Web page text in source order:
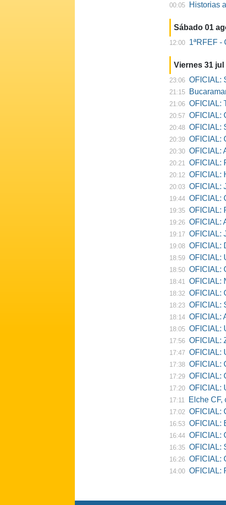
00:05 Historias
Sábado 01
12:00 1ªRFEF -
Viernes 31 jul
23:06 OFICIAL:
21:15
21:06 OFICIAL:
20:57 OFICIAL:
20:48 OFICIAL:
20:39 OFICIAL:
20:30 OFICIAL:
20:21 OFICIAL:
20:12 OFICIAL:
20:03 OFICIAL:
19:44 OFICIAL:
19:35 OFICIAL:
19:26 OFICIAL:
19:17 OFICIAL:
19:08 OFICIAL:
18:59 OFICIAL:
18:50 OFICIAL:
18:41 OFICIAL:
18:32 OFICIAL:
18:23 OFICIAL:
18:14 OFICIAL:
18:05 OFICIAL:
17:56 OFICIAL:
17:47 OFICIAL:
17:38 OFICIAL:
17:29 OFICIAL:
17:20 OFICIAL:
17:11 Elche CF,
17:02 OFICIAL:
16:53 OFICIAL:
16:44 OFICIAL:
16:35 OFICIAL:
16:26 OFICIAL:
14:00 OFICIAL: